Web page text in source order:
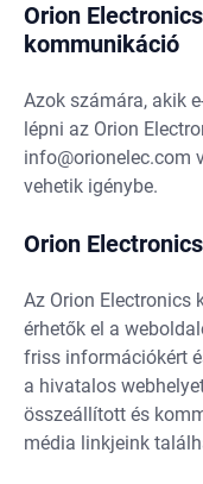
Orion
kommunikáció
Azok számára, akik
lépni az Orion
info@orionelec.com
vehetik igénybe.
Orion
Az Orion Electronics
érhetők el a
friss információkért
a hivatalos
összeállított és
média linkjeink